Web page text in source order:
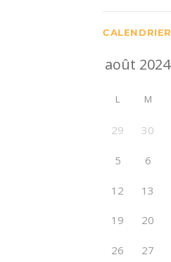
CALENDRIER
L M
29 30
5 6
12 13
19 20
26 27